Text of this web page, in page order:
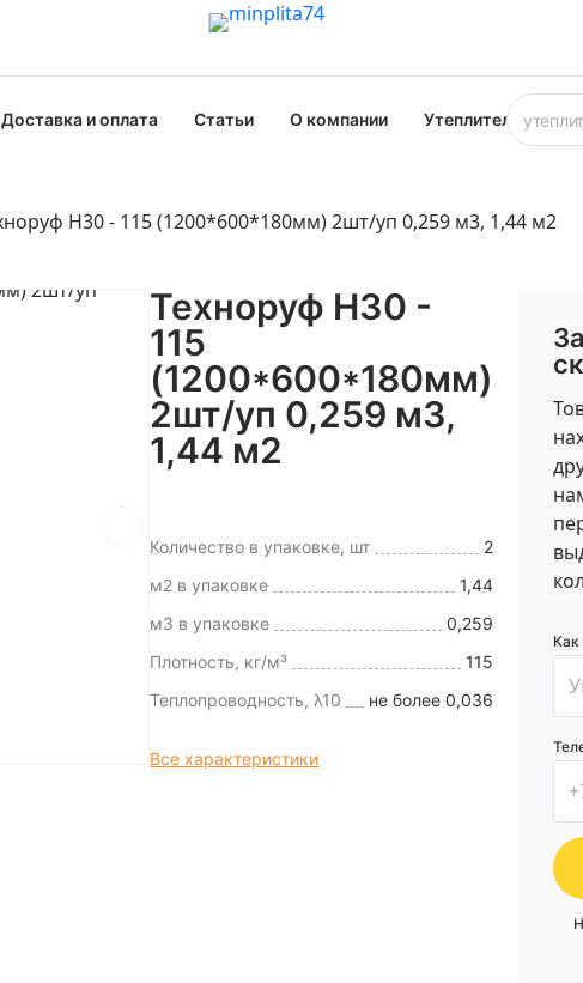
Доставка и оплата Статьи О компании Утеплители оптом
Н30 - 115 (1200*600*180мм) 2шт/уп 0,259 м3, 1,44 м2
Техноруф Н30 -
115
(1200*600*180мм)
2шт/уп 0,259 м3,
1,44 м2
Количество в упаковке, шт
2
м2 в упаковке
1,44
м3 в упаковке
0,259
Плотность, кг/м³
115
Теплопроводность, λ10
не более 0,036
Все характеристики